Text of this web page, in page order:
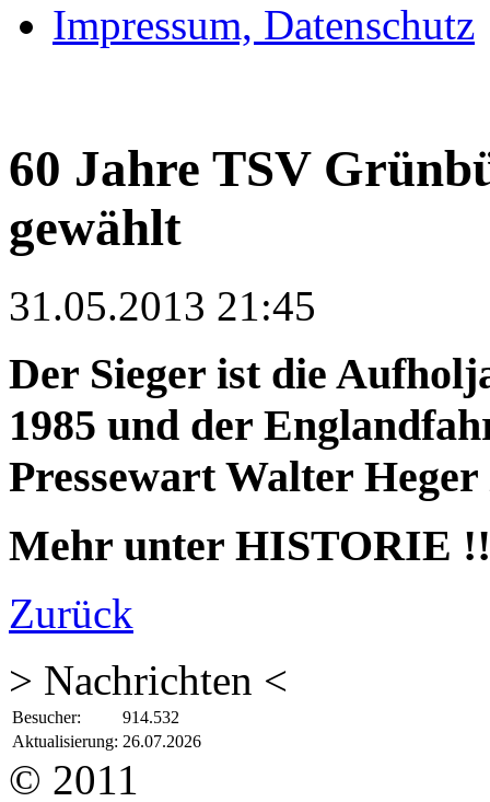
Impressum, Datenschutz
60 Jahre TSV
gewählt
31.05.2013 21:45
Der Sieger ist die
1985 und der
Pressewart Walter
Mehr unter HISTORIE
Zurück
> Nachrichten <
Besucher:
914.532
Aktualisierung: 26.07.2026
© 2011